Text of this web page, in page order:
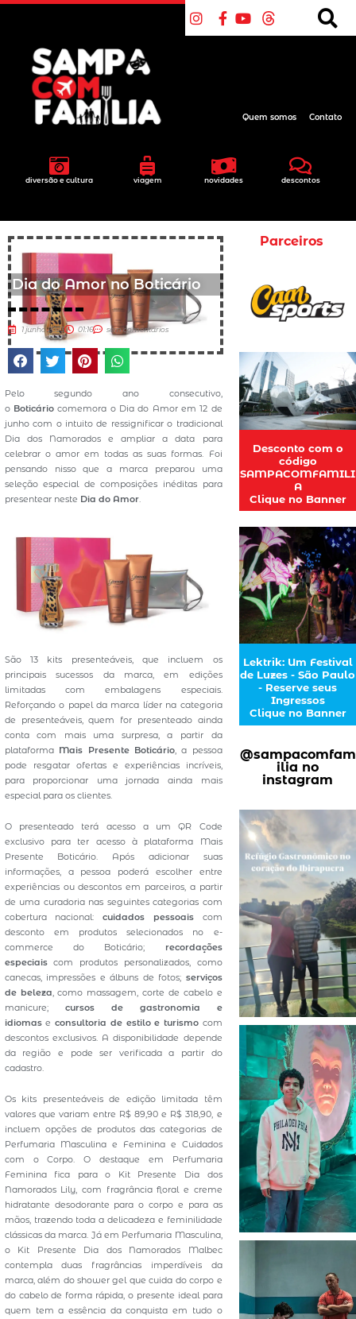
diversão e cultura viagem novidades descontos
Quem somos Contato
Dia do Amor no Boticário
1 junho 2023 01:16 sem comentários
Pelo segundo ano consecutivo,
o Boticáriocomemora o Dia do Amor em 12 de
junho com o intuito de ressignificar o tradicional
Dia dos Namorados e ampliar a data para
celebrar o amor em todas as suas formas. Foi
pensando nisso que a marca preparou uma
seleção especial de composições inéditas para
presentear neste Dia do Amor.
São 13 kits presenteáveis, que incluem os
principais sucessos da marca, em edições
limitadas com embalagens especiais.
Reforçando o papel da marca líder na categoria
de presenteáveis, quem for presenteado ainda
conta com mais uma surpresa, a partir da
plataforma Mais Presente Boticário, a pessoa
pode resgatar ofertas e experiências incríveis,
para proporcionar uma jornada ainda mais
especial para os clientes.
O presenteado terá acesso a um QR Code
exclusivo para ter acesso à plataforma Mais
Presente Boticário. Após adicionar suas
informações, a pessoa poderá escolher entre
experiências ou descontos em parceiros, a partir
de uma curadoria nas seguintes categorias com
cobertura nacional:cuidados pessoaiscom
desconto em produtos selecionados no e-
commerce do Boticário;
recordações
especiaiscom produtos personalizados, como
canecas, impressões e álbuns de fotos; serviços
de beleza, como massagem, corte de cabelo e
manicure; cursos de gastronomia e
idiomase consultoria de estilo e turismocom
descontos exclusivos. A disponibilidade depende
da região e pode ser verificada a partir do
cadastro.
Os kits presenteáveis de edição limitada têm
valores que variam entre R$ 89,90 e R$ 318,90, e
incluem opções de produtos das categorias de
Perfumaria Masculina e Feminina e Cuidados
com o Corpo. O destaque em Perfumaria
Feminina fica para o Kit Presente Dia dos
Namorados Lily, com fragrância floral e creme
hidratante desodorante para o corpo e para as
mãos, trazendo toda a delicadeza e feminilidade
clássicas da marca. Já em Perfumaria Masculina,
o Kit Presente Dia dos Namorados Malbec
contempla duas fragrâncias imperdíveis da
marca, além do shower gel que cuida do corpo e
do cabelo de forma rápida, o presente ideal para
quem tem a essência da conquista em tudo o
Parceiros
Desconto com o
código
SAMPACOMFAMILI
A
Clique no Banner
Lektrik: Um Festival
de Luzes - São Paulo
- Reserve seus
Ingressos
Clique no Banner
@sampacomfam
ilia no
instagram